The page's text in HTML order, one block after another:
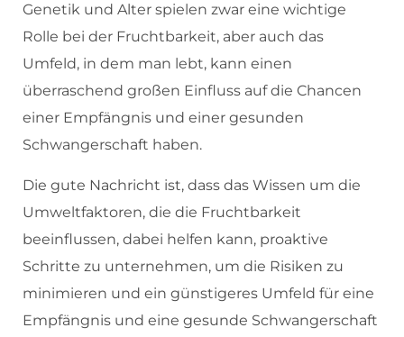
Genetik und Alter spielen zwar eine wichtige
Rolle bei der Fruchtbarkeit, aber auch das
Umfeld, in dem man lebt, kann einen
überraschend großen Einfluss auf die Chancen
einer Empfängnis und einer gesunden
Schwangerschaft haben.
Die gute Nachricht ist, dass das Wissen um die
Umweltfaktoren, die die Fruchtbarkeit
beeinflussen, dabei helfen kann, proaktive
Schritte zu unternehmen, um die Risiken zu
minimieren und ein günstigeres Umfeld für eine
Empfängnis und eine gesunde Schwangerschaft